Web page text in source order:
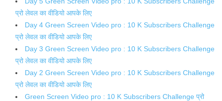
प्रो लेवल का वीडियो आपके लिए
Day 4 Green Screen Video pro : 10 K Subscribers Challenge
प्रो लेवल का वीडियो आपके लिए
Day 3 Green Screen Video pro : 10 K Subscribers Challenge
प्रो लेवल का वीडियो आपके लिए
Day 2 Green Screen Video pro : 10 K Subscribers Challenge
प्रो लेवल का वीडियो आपके लिए
Green Screen Video pro : 10 K Subscribers Challenge प्रो